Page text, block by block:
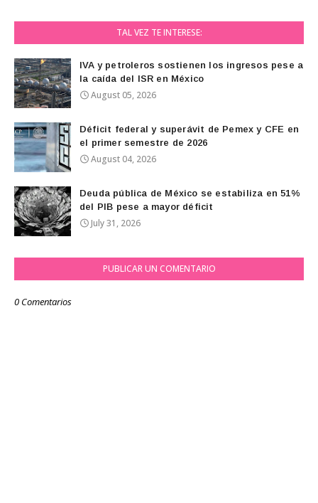
TAL VEZ TE INTERESE:
IVA y petroleros sostienen los ingresos pese a
la caída del ISR en México
August 05, 2026
Déficit federal y superávit de Pemex y CFE en
el primer semestre de 2026
August 04, 2026
Deuda pública de México se estabiliza en 51%
del PIB pese a mayor déficit
July 31, 2026
PUBLICAR UN COMENTARIO
0 Comentarios